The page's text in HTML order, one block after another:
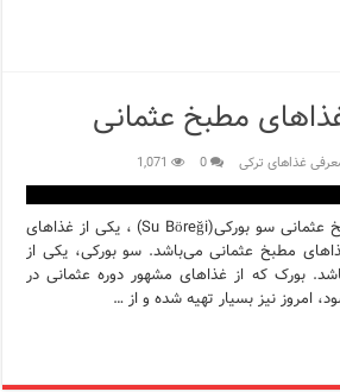
مطبخ عثمانی
غذاهای ترکی 0
1,071
سو بورکی، از غذاهای مطبخ عثمانی سو بورکی(Su Böreği) ، یکی از غذاهای
مطبخ عثمانی می‌باشد. سو بورکی، یکی از
بورک که از غذاهای مشهور دوره عثمانی در
امروز نیز بسیار تهیه شده و از …